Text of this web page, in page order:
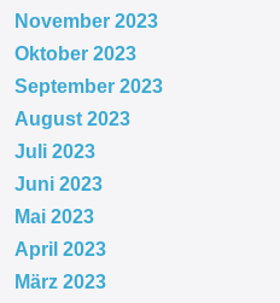
November 2023
Oktober 2023
September 2023
August 2023
Juli 2023
Juni 2023
Mai 2023
April 2023
März 2023